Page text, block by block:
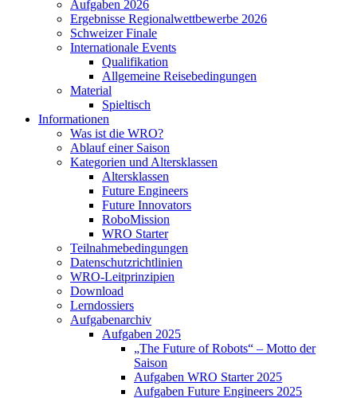
Aufgaben 2026
Ergebnisse Regionalwettbewerbe 2026
Schweizer Finale
Internationale Events
Qualifikation
Allgemeine Reisebedingungen
Material
Spieltisch
Informationen
Was ist die WRO?
Ablauf einer Saison
Kategorien und Altersklassen
Altersklassen
Future Engineers
Future Innovators
RoboMission
WRO Starter
Teilnahmebedingungen
Datenschutzrichtlinien
WRO-Leitprinzipien
Download
Lerndossiers
Aufgabenarchiv
Aufgaben 2025
„The Future of Robots“ – Motto der
Saison
Aufgaben WRO Starter 2025
Aufgaben Future Engineers 2025